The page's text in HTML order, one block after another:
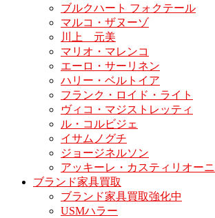
ブルクハート フォクテール
マルコ・ザヌーゾ
川上 元美
マリオ・マレンコ
エーロ・サーリネン
ハリー・ベルトイア
フランク・ロイド・ライト
ヴィコ・マジストレッティ
ル・コルビジェ
イサムノグチ
ジョージネルソン
アッキーレ・カスティリオーニ
ブランド家具買取
ブランド家具買取強化中
USMハラー